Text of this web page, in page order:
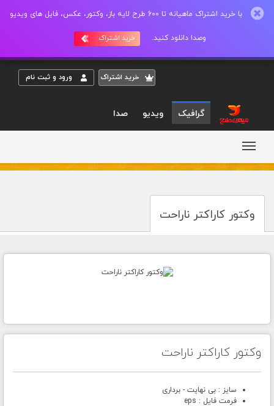
با خرید اشتراک ماهیانه تا 600 طرح لایه باز، وکتور، عکس، فایل های ویدیو
وصدا دانلود کنید. خرید اشتراک
خريد اشتراک ورود و ثبت نام
گرافیک ویدیو صدا
وکتور کاراکتر ناراحت
وکتور کاراکتر ناراحت
سایز : بی نهایت - برداری
فرمت فایل : eps